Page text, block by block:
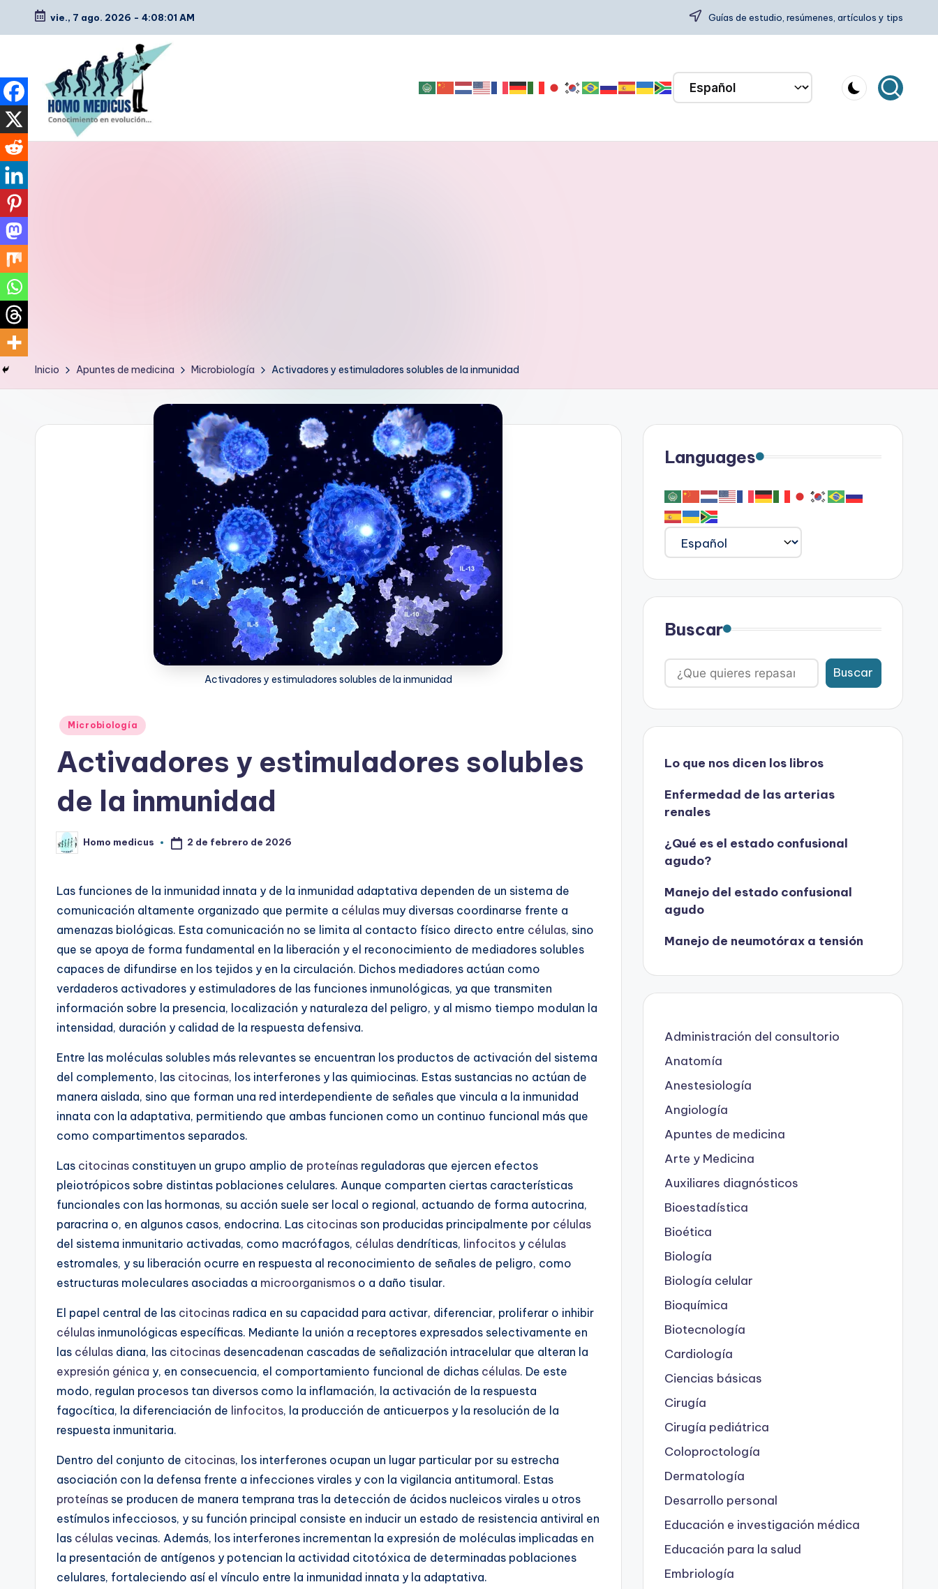
Saltar
contenido
vie., 7 ago. 2026 - 4:08:02 AM Guías de estudio, resúmenes, artículos y tips
i
c
u
Inicio Apuntes de medicina Microbiología Activadores y estimuladores solubles de la inmunidad
Activadores y estimuladores solubles de la inmunidad
Publicado
Microbiología
Activadores y estimuladores solubles
de la inmunidad
Publicado
por
Homo medicus 2 de febrero de 2026
Las funciones de la inmunidad innata y de la inmunidad adaptativa dependen de un sistema de
comunicación altamente organizado que permite a células muy diversas coordinarse frente a
amenazas biológicas. Esta comunicación no se limita al contacto físico directo entre células, sino
que se apoya de forma fundamental en la liberación y el reconocimiento de mediadores solubles
capaces de difundirse en los tejidos y en la circulación. Dichos mediadores actúan como
verdaderos activadores y estimuladores de las funciones inmunológicas, ya que transmiten
información sobre la presencia, localización y naturaleza del peligro, y al mismo tiempo modulan la
intensidad, duración y calidad de la respuesta defensiva.
Entre las moléculas solubles más relevantes se encuentran los productos de activación del sistema
del complemento, las citocinas, los interferones y las quimiocinas. Estas sustancias no actúan de
manera aislada, sino que forman una red interdependiente de señales que vincula a la inmunidad
innata con la adaptativa, permitiendo que ambas funcionen como un continuo funcional más que
como compartimentos separados.
Las citocinas constituyen un grupo amplio de proteínas reguladoras que ejercen efectos
pleiotrópicos sobre distintas poblaciones celulares. Aunque comparten ciertas características
funcionales con las hormonas, su acción suele ser local o regional, actuando de forma autocrina,
paracrina o, en algunos casos, endocrina. Las citocinas son producidas principalmente por células
del sistema inmunitario activadas, como macrófagos, células dendríticas, linfocitos y células
estromales, y su liberación ocurre en respuesta al reconocimiento de señales de peligro, como
estructuras moleculares asociadas a microorganismos o a daño tisular.
El papel central de las citocinas radica en su capacidad para activar, diferenciar, proliferar o inhibir
células inmunológicas específicas. Mediante la unión a receptores expresados selectivamente en
las células diana, las citocinas desencadenan cascadas de señalización intracelular que alteran la
expresión génica y, en consecuencia, el comportamiento funcional de dichas células. De este
modo, regulan procesos tan diversos como la inflamación, la activación de la respuesta
fagocítica, la diferenciación de linfocitos, la producción de anticuerpos y la resolución de la
respuesta inmunitaria.
Dentro del conjunto de citocinas, los interferones ocupan un lugar particular por su estrecha
asociación con la defensa frente a infecciones virales y con la vigilancia antitumoral. Estas
proteínas se producen de manera temprana tras la detección de ácidos nucleicos virales u otros
estímulos infecciosos, y su función principal consiste en inducir un estado de resistencia antiviral en
las células vecinas. Además, los interferones incrementan la expresión de moléculas implicadas en
la presentación de antígenos y potencian la actividad citotóxica de determinadas poblaciones
celulares, fortaleciendo así el vínculo entre la inmunidad innata y la adaptativa.
Languages
Buscar
Buscar
Lo que nos dicen los libros
Enfermedad de las arterias
renales
¿Qué es el estado confusional
agudo?
Manejo del estado confusional
agudo
Manejo de neumotórax a tensión
Administración del consultorio
Anatomía
Anestesiología
Angiología
Apuntes de medicina
Arte y Medicina
Auxiliares diagnósticos
Bioestadística
Bioética
Biología
Biología celular
Bioquímica
Biotecnología
Cardiología
Ciencias básicas
Cirugía
Cirugía pediátrica
Coloproctología
Dermatología
Desarrollo personal
Educación e investigación médica
Educación para la salud
Embriología